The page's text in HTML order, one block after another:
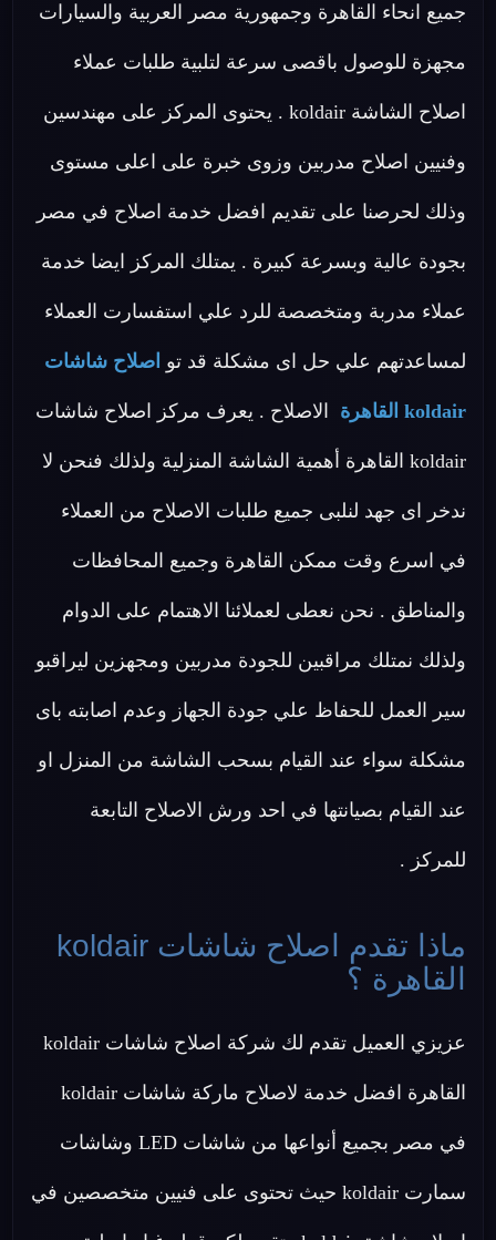
جميع انحاء القاهرة وجمهورية مصر العربية والسيارات
مجهزة للوصول باقصى سرعة لتلبية طلبات عملاء
اصلاح الشاشة koldair . يحتوى المركز على مهندسين
وفنيين اصلاح مدربين وزوى خبرة على اعلى مستوى
وذلك لحرصنا على تقديم افضل خدمة اصلاح في مصر
بجودة عالية وبسرعة كبيرة . يمتلك المركز ايضا خدمة
عملاء مدربة ومتخصصة للرد علي استفسارت العملاء
لمساعدتهم علي حل اى مشكلة قد تو اصلاح شاشات
koldair القاهرة الاصلاح . يعرف مركز اصلاح شاشات
koldair القاهرة أهمية الشاشة المنزلية ولذلك فنحن لا
ندخر اى جهد لنلبى جميع طلبات الاصلاح من العملاء
في اسرع وقت ممكن القاهرة وجميع المحافظات
والمناطق . نحن نعطى لعملائنا الاهتمام على الدوام
ولذلك نمتلك مراقبين للجودة مدربين ومجهزين ليراقبو
سير العمل للحفاظ علي جودة الجهاز وعدم اصابته باى
مشكلة سواء عند القيام بسحب الشاشة من المنزل او
عند القيام بصيانتها في احد ورش الاصلاح التابعة
للمركز .
ماذا تقدم اصلاح شاشات koldair
القاهرة ؟
عزيزي العميل تقدم لك شركة اصلاح شاشات koldair
القاهرة افضل خدمة لاصلاح ماركة شاشات koldair
في مصر بجميع أنواعها من شاشات LED وشاشات
سمارت koldair حيث تحتوى على فنيين متخصصين في